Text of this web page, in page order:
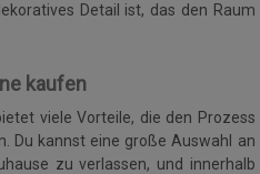
Detail ist, das den Raum
kaufen
viele Vorteile, die den Prozess
Du kannst eine große Auswahl an
zu verlassen, und innerhalb